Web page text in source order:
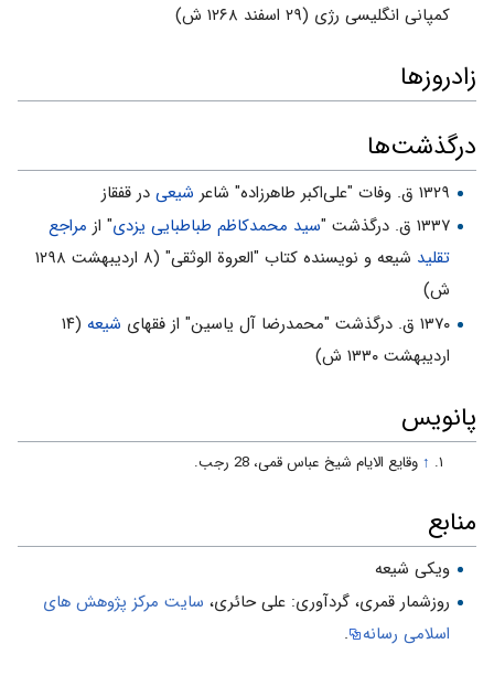
کمپانی انگلیسی رژی (۲۹ اسفند ۱۲۶۸ ش)
زادروزها
درگذشت‌ها
۱۳۲۹ ق. وفات "علی‌اکبر طاهرزاده" شاعر شیعیدر قفقاز
۱۳۳۷ ق. درگذشت "
سید محمدکاظم طباطبایی یزدی" از مراجع
تقلید
شیعه و نویسنده کتاب "العروة الوثقی" (۸ اردیبهشت ۱۲۹۸
ش)
۱۳۷۰ ق. درگذشت "محمدرضا آل یاسین" از فقهای
شیعه (۱۴
اردیبهشت ۱۳۳۰ ش)
پانویس
↑ وقایع الایام شیخ عباس قمی، 28 رجب.
منابع
ویکی شیعه
روزشمار قمرى، گردآورى: على حائرى، سایت مركز پژوهش هاى
اسلامى رسانه
.